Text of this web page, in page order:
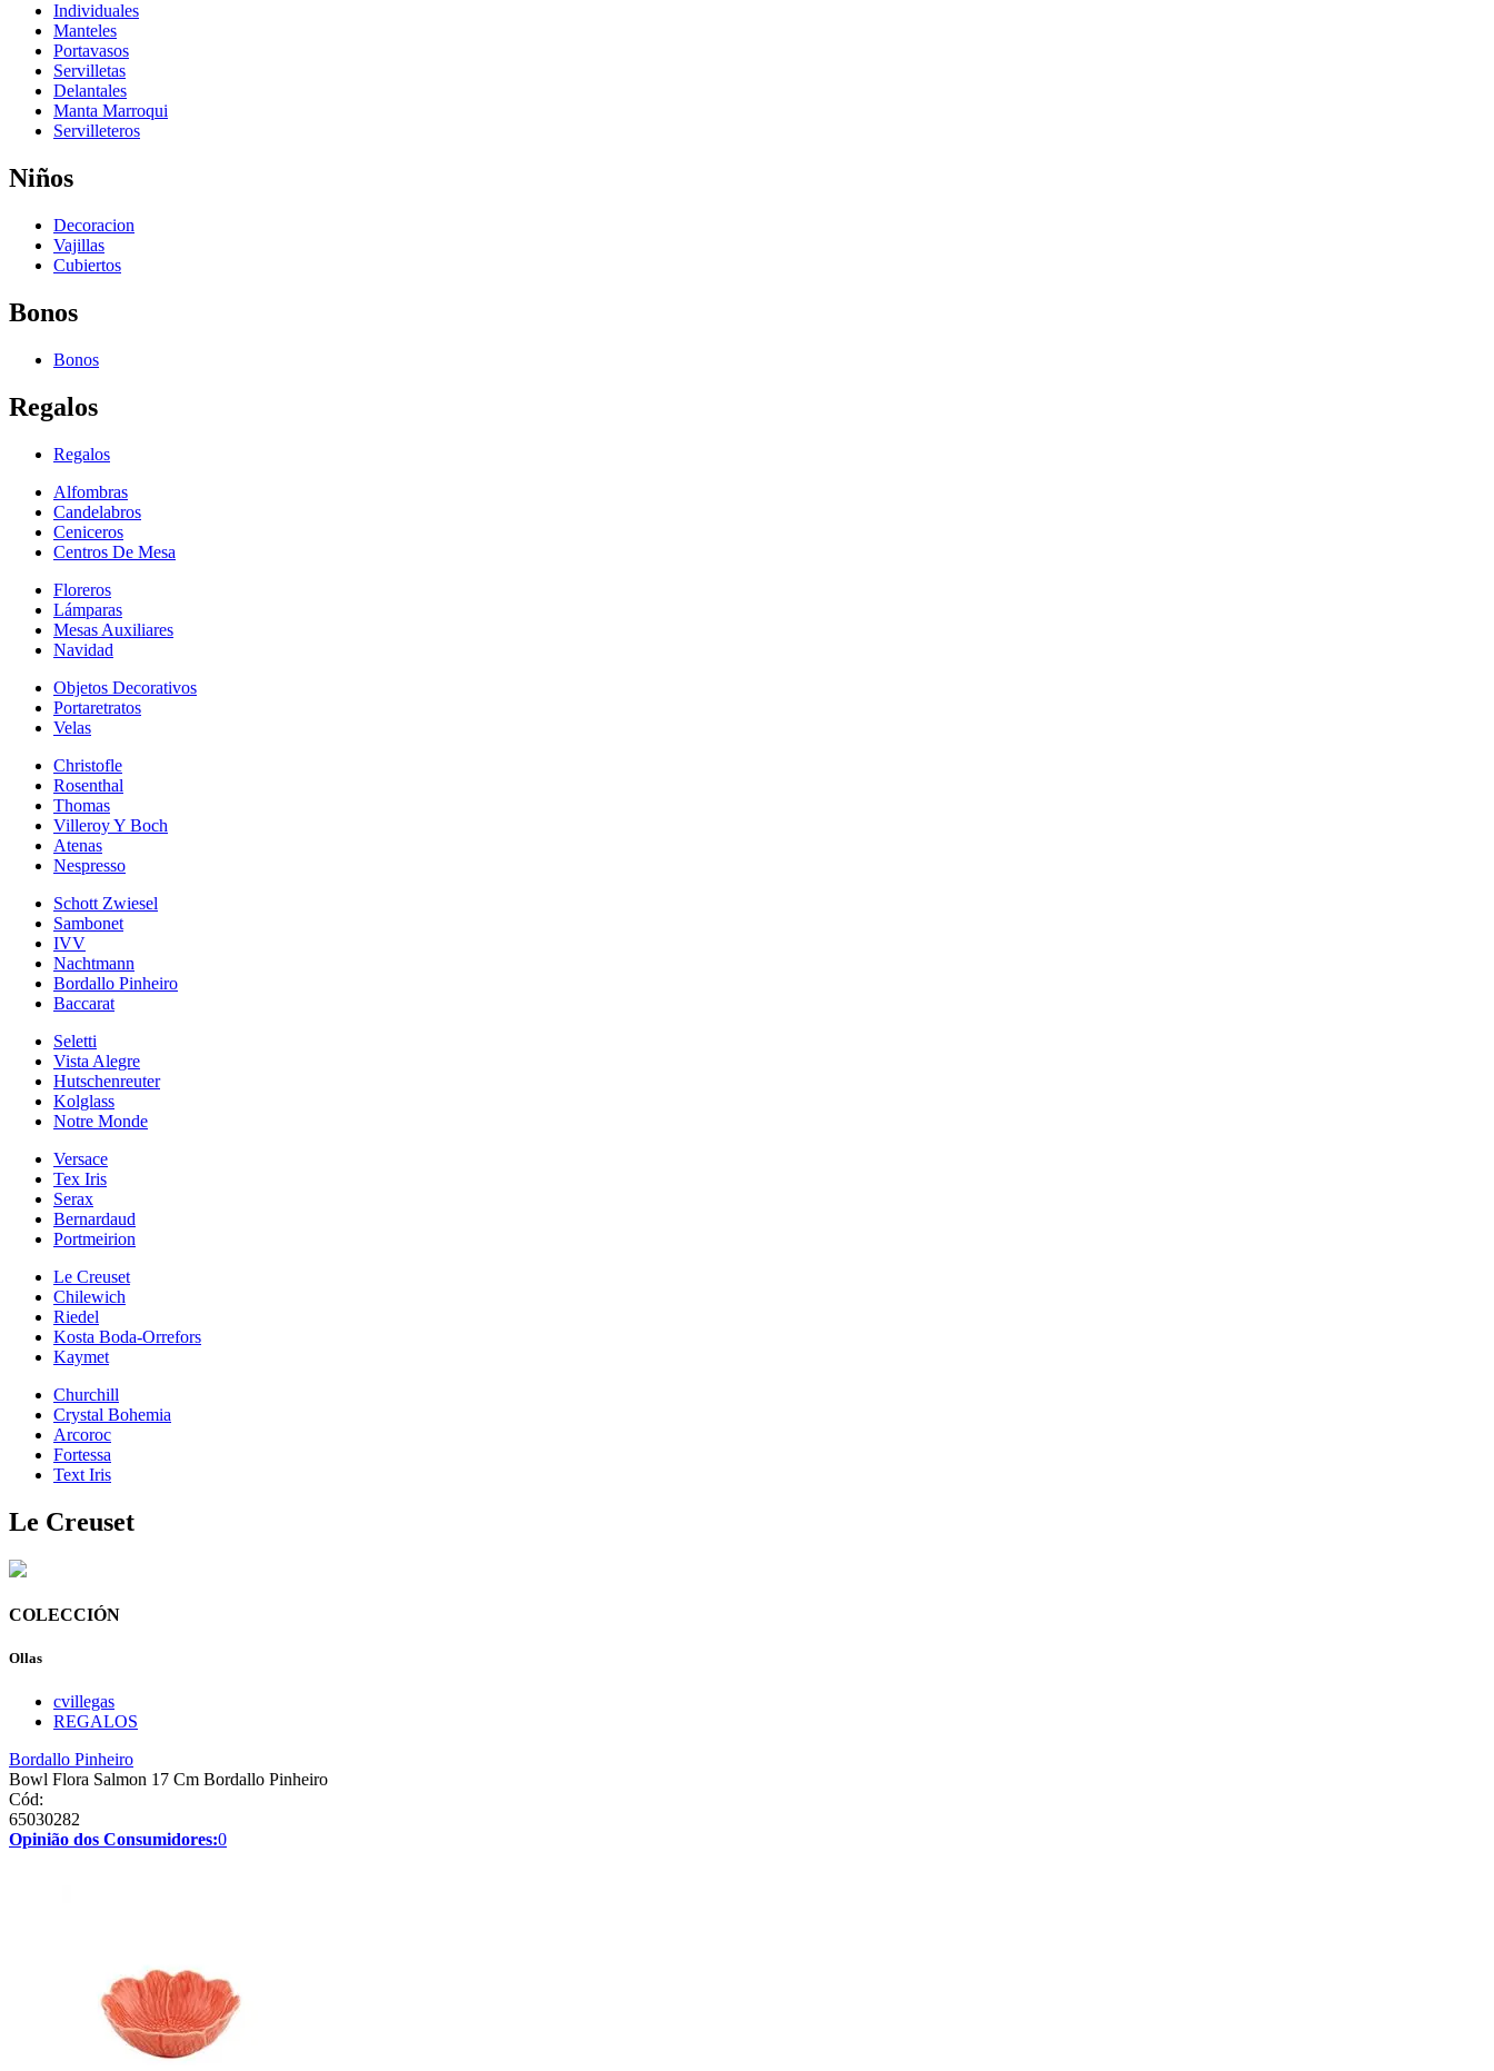
Individuales
Manteles
Portavasos
Servilletas
Delantales
Manta Marroqui
Servilleteros
Niños
Decoracion
Vajillas
Cubiertos
Bonos
Bonos
Regalos
Regalos
Alfombras
Candelabros
Ceniceros
Centros De Mesa
Floreros
Lámparas
Mesas Auxiliares
Navidad
Objetos Decorativos
Portaretratos
Velas
Christofle
Rosenthal
Thomas
Villeroy Y Boch
Atenas
Nespresso
Schott Zwiesel
Sambonet
IVV
Nachtmann
Bordallo Pinheiro
Baccarat
Seletti
Vista Alegre
Hutschenreuter
Kolglass
Notre Monde
Versace
Tex Iris
Serax
Bernardaud
Portmeirion
Le Creuset
Chilewich
Riedel
Kosta Boda-Orrefors
Kaymet
Churchill
Crystal Bohemia
Arcoroc
Fortessa
Text Iris
Le Creuset
COLECCIÓN
Ollas
cvillegas
REGALOS
Bordallo Pinheiro
Bowl Flora Salmon 17 Cm Bordallo Pinheiro
Cód:
65030282
Opinião dos Consumidores:0